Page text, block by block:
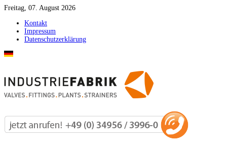
Freitag, 07. August 2026
Kontakt
Impressum
Datenschutzerklärung